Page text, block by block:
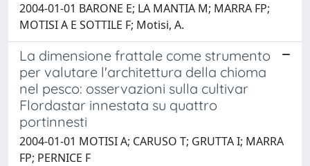
2004-01-01 BARONE E; LA MANTIA M; MARRA FP;
MOTISI A E SOTTILE F; Motisi, A.
La dimensione frattale come strumento
per valutare l'architettura della chioma
nel pesco: osservazioni sulla cultivar
Flordastar innestata su quattro
portinnesti
2004-01-01 MOTISI A; CARUSO T; GRUTTA I; MARRA
FP; PERNICE F